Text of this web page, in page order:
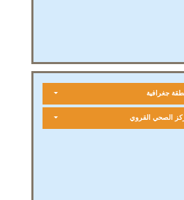
جغرافية
الصحي القروي